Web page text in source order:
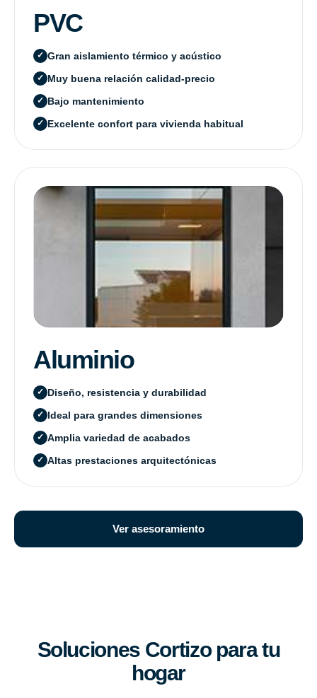
PVC
Gran aislamiento térmico y acústico
Muy buena relación calidad-precio
Bajo mantenimiento
Excelente confort para vivienda habitual
Aluminio
Diseño, resistencia y durabilidad
Ideal para grandes dimensiones
Amplia variedad de acabados
Altas prestaciones arquitectónicas
Ver asesoramiento
Soluciones Cortizo para tu
hogar